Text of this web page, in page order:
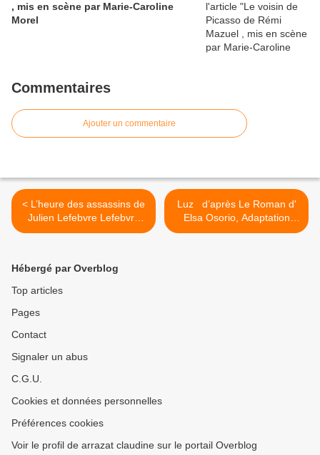
, mis en scène par Marie-Caroline
Morel
Commentaires
Ajouter un commentaire
< L’heure des assassins de
Julien Lefebvre Lefebvre
Mise en Scène Elie Rapp et
Luz d’après Le Roman d'
Elsa Osorio, Adaptation
Paula Giusti, Mise en scène
Hébergé par Overblog
Top articles
Pages
Contact
Signaler un abus
C.G.U.
Cookies et données personnelles
Préférences cookies
Voir le profil de arrazat claudine sur le portail Overblog